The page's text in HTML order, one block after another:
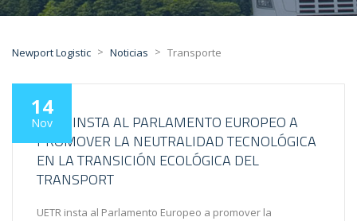
Newport Logistic > Noticias > Transporte
14
Nov
UETR INSTA AL PARLAMENTO EUROPEO A
PROMOVER LA NEUTRALIDAD TECNOLÓGICA
EN LA TRANSICIÓN ECOLÓGICA DEL
TRANSPORT
UETR insta al Parlamento Europeo a promover la